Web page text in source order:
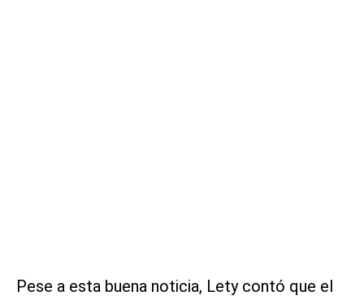
Pese a esta buena noticia, Lety contó que el